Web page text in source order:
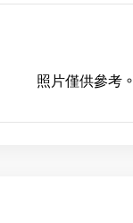
照片僅供參考。